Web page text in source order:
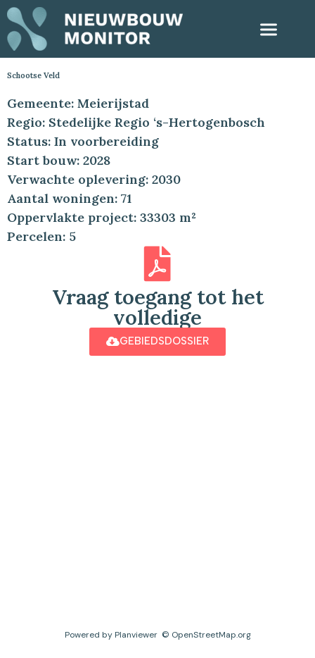
Schootse Veld
Gemeente: Meierijstad
Regio: Stedelijke Regio ‘s-Hertogenbosch
Status: In voorbereiding
Start bouw: 2028
Verwachte oplevering: 2030
Aantal woningen: 71
Oppervlakte project: 33303 m²
Percelen: 5
Vraag toegang tot het
volledige
GEBIEDSDOSSIER
Powered by Planviewer© OpenStreetMap.org